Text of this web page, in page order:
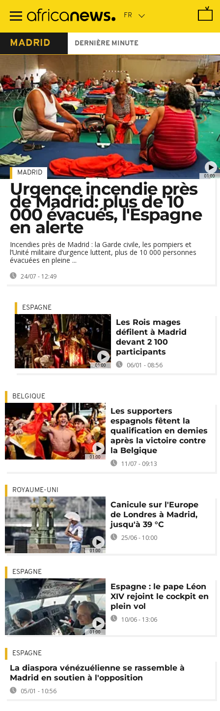
contenu
MADRID DERNIÈRE MINUTE
01:00
MADRID
Urgence incendie près
de Madrid: plus de 10
000 évacués, l'Espagne
en alerte
Incendies près de Madrid : la Garde civile, les pompiers et
l’Unité militaire d’urgence luttent, plus de 10 000 personnes
évacuées en pleine ...
24/07 - 12:49
01:00
ESPAGNE
Les Rois mages
défilent à Madrid
devant 2 100
participants
06/01 - 08:56
01:00
BELGIQUE
Les supporters
espagnols fêtent la
qualification en demies
après la victoire contre
la Belgique
11/07 - 09:13
01:00
ROYAUME-UNI
Canicule sur l'Europe
de Londres à Madrid,
jusqu'à 39 °C
25/06 - 10:00
01:00
ESPAGNE
Espagne : le pape Léon
XIV rejoint le cockpit en
plein vol
10/06 - 13:06
ESPAGNE
La diaspora vénézuélienne se rassemble à
Madrid en soutien à l'opposition
05/01 - 10:56